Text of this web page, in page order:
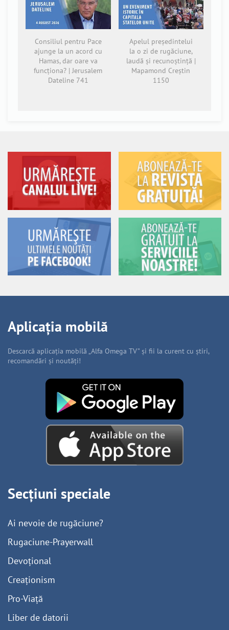
Consiliul pentru Pace
ajunge la un acord cu
Hamas, dar oare va
funcționa? | Jerusalem
Dateline 741
Apelul președintelui
la o zi de rugăciune,
laudă și recunoștință |
Mapamond Creștin
1150
Aplicația mobilă
Descarcă aplicația mobilă „Alfa Omega TV” și fii la curent cu știri,
recomandări și noutăți!
Secțiuni speciale
Ai nevoie de rugăciune?
Rugaciune-Prayerwall
Devoțional
Creaționism
Pro-Viață
Liber de datorii